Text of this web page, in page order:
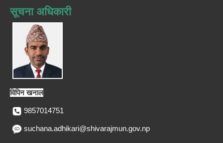
सूचना अधिकारी
विपिन खनाल
9857014751
suchana.adhikari@shivarajmun.gov.np